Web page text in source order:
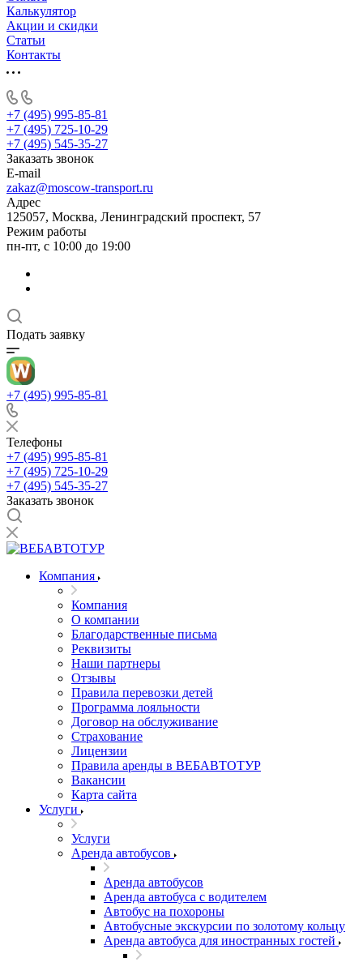
Калькулятор
Акции и скидки
Статьи
Контакты
+7 (495) 995-85-81
+7 (495) 725-10-29
+7 (495) 545-35-27
Заказать звонок
E-mail
zakaz@moscow-transport.ru
Адрес
125057, Москва, Ленинградский проспект, 57
Режим работы
пн-пт, с 10:00 до 19:00
Подать заявку
+7 (495) 995-85-81
Телефоны
+7 (495) 995-85-81
+7 (495) 725-10-29
+7 (495) 545-35-27
Заказать звонок
Компания
Компания
О компании
Благодарственные письма
Реквизиты
Наши партнеры
Отзывы
Правила перевозки детей
Программа лояльности
Договор на обслуживание
Страхование
Лицензии
Правила аренды в ВЕБАВТОТУР
Вакансии
Карта сайта
Услуги
Услуги
Аренда автобусов
Аренда автобусов
Аренда автобуса с водителем
Автобус на похороны
Автобусные экскурсии по золотому кольцу
Аренда автобуса для иностранных гостей